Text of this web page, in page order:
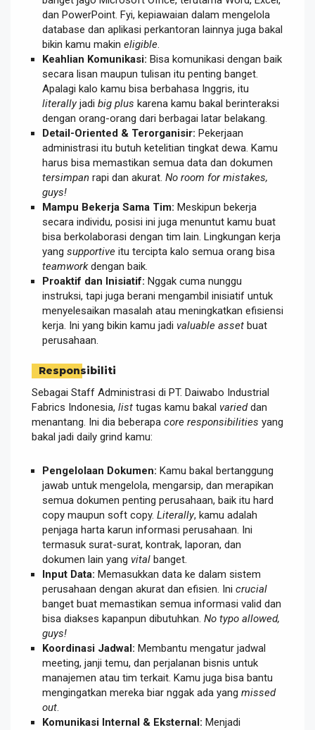
dan PowerPoint. Fyi, kepiawaian dalam mengelola
database dan aplikasi perkantoran lainnya juga bakal
bikin kamu makin eligible
Keahlian Komunikasi: Bisa komunikasi dengan baik
secara lisan maupun tulisan itu penting banget.
Apalagi kalo kamu bisa berbahasa Inggris, itu
literallyjadi big plus karena kamu bakal berinteraksi
dengan orang-orang dari berbagai latar belakang.
Detail-Oriented & Terorganisir: Pekerjaan
administrasi itu butuh ketelitian tingkat dewa. Kamu
harus bisa memastikan semua data dan dokumen
tersimpan rapi dan akurat. No room for mistakes,
guys!
Mampu Bekerja Sama Tim: Meskipun bekerja
secara individu, posisi ini juga menuntut kamu buat
bisa berkolaborasi dengan tim lain. Lingkungan kerja
yang supportive itu tercipta kalo semua orang bisa
teamworkdengan baik.
Proaktif dan Inisiatif: Nggak cuma nunggu
instruksi, tapi juga berani mengambil inisiatif untuk
menyelesaikan masalah atau meningkatkan efisiensi
kerja. Ini yang bikin kamu jadi valuable asset buat
perusahaan.
Responsibiliti
Sebagai Staff Administrasi di PT. Daiwabo Industrial
Fabrics Indonesia, list tugas kamu bakal varieddan
menantang. Ini dia beberapa core responsibilities yang
bakal jadi daily grind kamu:
Pengelolaan Dokumen: Kamu bakal bertanggung
jawab untuk mengelola, mengarsip, dan merapikan
semua dokumen penting perusahaan, baik itu hard
copy maupun soft copy. Literally, kamu adalah
penjaga harta karun informasi perusahaan. Ini
termasuk surat-surat, kontrak, laporan, dan
dokumen lain yang vital banget.
Input Data: Memasukkan data ke dalam sistem
perusahaan dengan akurat dan efisien. Ini crucial
banget buat memastikan semua informasi valid dan
bisa diakses kapanpun dibutuhkan. No typo allowed,
guys!
Koordinasi Jadwal: Membantu mengatur jadwal
meeting, janji temu, dan perjalanan bisnis untuk
manajemen atau tim terkait. Kamu juga bisa bantu
mengingatkan mereka biar nggak ada yang missed
out.
Komunikasi Internal & Eksternal: Menjadi